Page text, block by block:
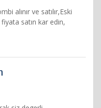
alınır ve satılır,Eski
satın kar edin,